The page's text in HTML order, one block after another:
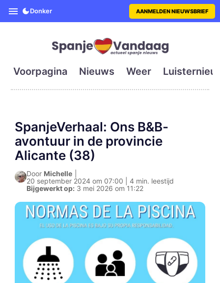
SpanjeVandaag is de eerste
Donker AANMELDEN NIEUWSBRIEF
Voorpagina Nieuws Weer
SpanjeVerhaal: Ons B&B-
avontuur in de provincie
Alicante (38)
Door Michelle
20 september 2024 om 07:00 | 4 min. leestijd
Bijgewerkt op: 3 mei 2026 om 11:22